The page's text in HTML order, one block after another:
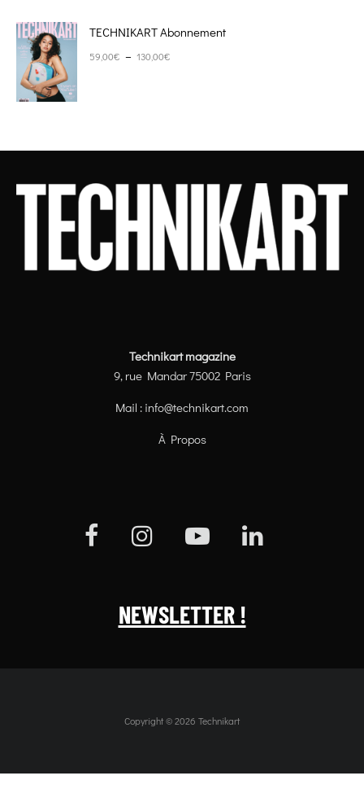
TECHNIKART Abonnement
59,00€ – 130,00€
Technikart magazine
9, rue Mandar 75002 Paris
Mail : info@technikart.com
À Propos
NEWSLETTER !
Copyright © 2026 Technikart